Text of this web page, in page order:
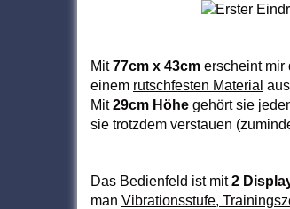
Mit77cm x 43cm erscheint mir
einem rutschfesten Material
Mit29cm Höhe gehört sie
sie trotzdem verstauen
Das Bedienfeld ist mit2
man Vibrationsstufe,